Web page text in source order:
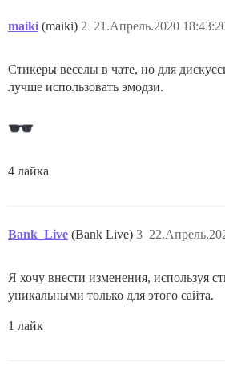
maiki (maiki) 21.Апрель.2020
2
Стикеры веселы в чате, но для
лучше использовать эмодзи.
4 лайка
Bank_Live (Bank Live) 3
Я хочу внести изменения, используя
уникальными только для этого сайта.
1 лайк